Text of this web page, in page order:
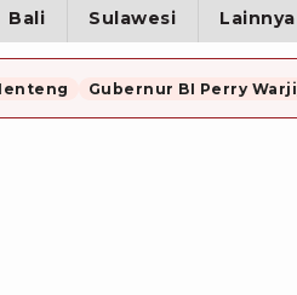
Bali Sulawesi Lainnya
Gubernur BI Perry